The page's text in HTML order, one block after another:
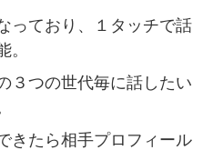
っており、１タッチで話
。
３つの世代毎に話したい
きたら相手プロフィール